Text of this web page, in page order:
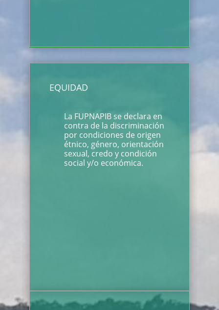
EQUIDAD
La FUPNAPIB se declara en
contra de la discriminación
por condiciones de origen
étnico, género, orientación
sexual, credo y condición
social y/o económica.